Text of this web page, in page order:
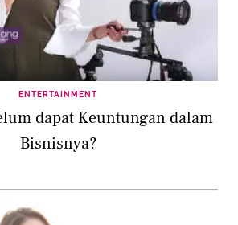
ENTERTAINMENT
dapat Keuntungan dalam
Bisnisnya?